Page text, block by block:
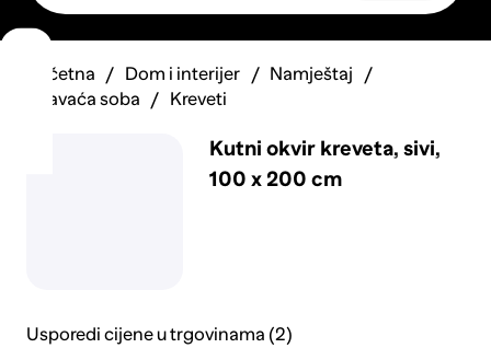
Početna Dom i interijer
Namještaj
Spavaća soba
Kreveti
Kutni okvir kreveta, sivi,
100 x 200 cm
Usporedi cijene u trgovinama (2)